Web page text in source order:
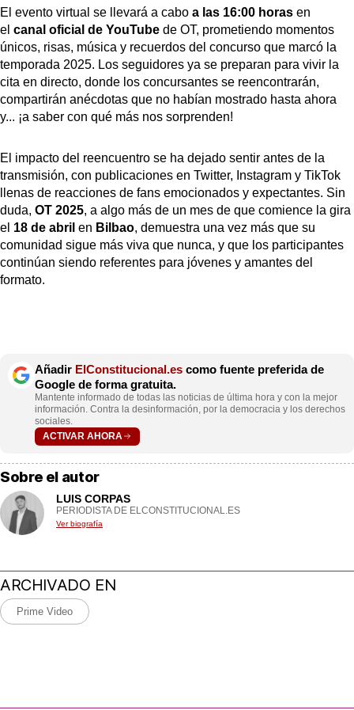
El evento virtual se llevará a cabo a las 16:00 horas en
el canal oficial de YouTube de OT, prometiendo momentos
únicos, risas, música y recuerdos del concurso que marcó la
temporada 2025. Los seguidores ya se preparan para vivir la
cita en directo, donde los concursantes se reencontrarán,
compartirán anécdotas que no habían mostrado hasta ahora
y... ¡a saber con qué más nos sorprenden!
El impacto del reencuentro se ha dejado sentir antes de la
transmisión, con publicaciones en Twitter, Instagram y TikTok
llenas de reacciones de fans emocionados y expectantes. Sin
duda, OT 2025, a algo más de un mes de que comience la gira
el 18 de abril en Bilbao, demuestra una vez más que su
comunidad sigue más viva que nunca, y que los participantes
continúan siendo referentes para jóvenes y amantes del
formato.
Añadir ElConstitucional.es como fuente preferida de
Google de forma gratuita.
Mantente informado de todas las noticias de última hora y con la mejor
información. Contra la desinformación, por la democracia y los derechos
sociales.
ACTIVAR AHORA
Sobre el autor
LUIS CORPAS
PERIODISTA DE ELCONSTITUCIONAL.ES
Ver biografía
ARCHIVADO EN
Prime Video